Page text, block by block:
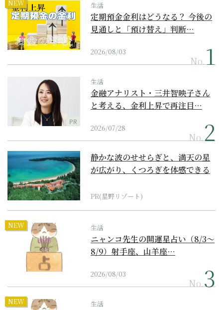
NEW 生活
定期預金金利はどうなる？ 今後の
見通しと「預け替え」判断…
2026/08/03
No.
PR
生活
金融アナリスト・三井智映子さん
と考える、金利上昇で再注目…
2026/07/28
No.
静かな波のせせらぎと、満天の星
が広がり、くつろぎを体感できる
PR(星野リゾート)
NEW 生活
ニャンコ先生の開運星占い（8/3～
8/9）射手座、山羊座…
2026/08/03
No.
NEW 生活